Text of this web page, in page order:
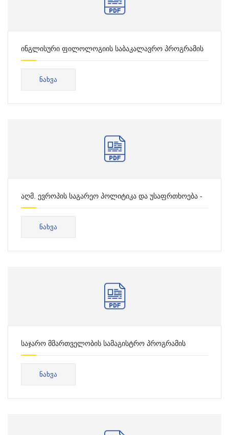
ინგლისური ფილოლოგიის საბაკალავრო პროგრამის
საკონსულტაციო ცხრილი
ᲜᲐᲮᲕᲐ
აღმ. ევროპის საგარეო პოლიტიკა და უსაფრთხოება -
სამაგისტრო პროგრამის საკონსულტაციო ცხრილი
ᲜᲐᲮᲕᲐ
საჯარო მმართველობის სამაგისტრო პროგრამის
საკონსულტაციო ცხრილი
ᲜᲐᲮᲕᲐ